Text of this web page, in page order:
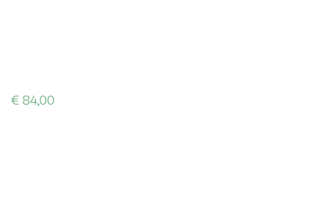
€ 84,00